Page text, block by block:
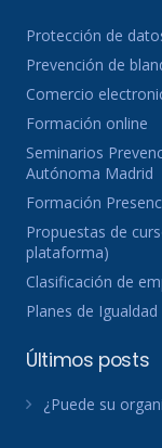
Protección de
Prevención de
Comercio
Formación online
Seminarios
Autónoma Madrid
Formación
Propuestas de
plataforma)
Clasificación de
Planes de
Últimos posts
¿Puede su